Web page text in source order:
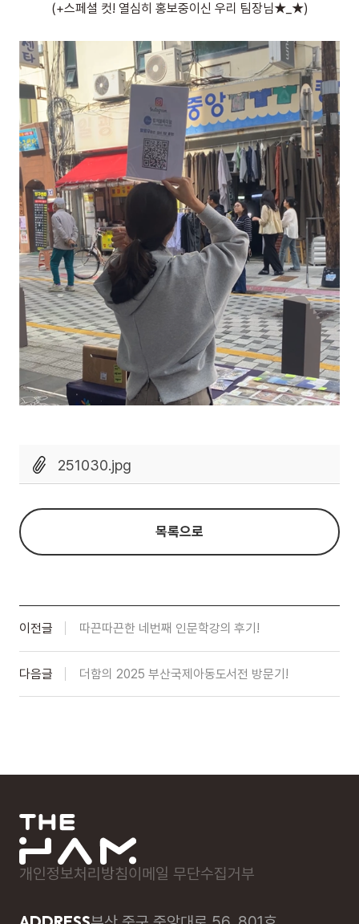
(+스페셜 컷! 열심히 홍보중이신 우리 팀장님★_★)
251030.jpg
목록으로
이전글 따끈따끈한 네번째 인문학강의 후기!
다음글 더함의 2025 부산국제아동도서전 방문기!
개인정보처리방침이메일 무단수집거부